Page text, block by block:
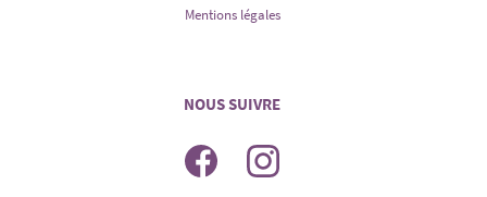
Mentions légales
NOUS SUIVRE